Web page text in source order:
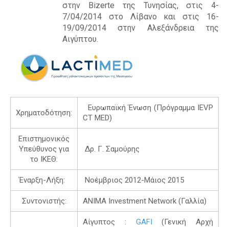
στην Bizerte της Τυνησίας, στις 4-
7/04/2014 στο Λίβανο και στις 16-
19/09/2014 στην Αλεξάνδρεια της
Αιγύπτου.
Χρηματοδότηση:
Ευρωπαϊκή Ένωση (Πρόγραμμα IEVP
CT MED)
Επιστημονικός
Υπεύθυνος για
το ΙΚΕΘ:
Δρ. Γ. Σαμούρης
Έναρξη-Λήξη: Νοέμβριος 2012-Μάιος 2015
Συντονιστής: ΑΝΙΜΑ Investment Network (Γαλλία)
Αίγυπτος : GAFI (Γενική Αρχή